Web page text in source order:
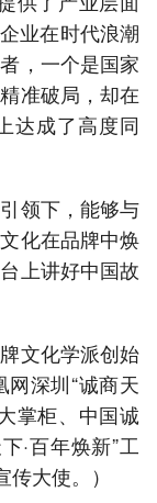
业在时代浪潮
，一个是国家
准破局，却在
达成了高度同
领下，能够与
化在品牌中焕
上讲好中国故
文化学派创始
深圳“诚商天
掌柜、中国诚
·百年焕新”工
大使。）